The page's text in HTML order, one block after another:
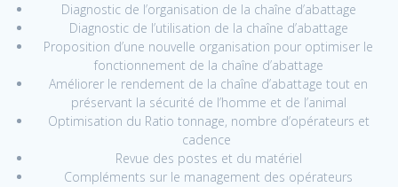
Diagnostic de l’organisation de la chaîne d’abattage
Diagnostic de l’utilisation de la chaîne d’abattage
Proposition d’une nouvelle organisation pour optimiser le
fonctionnement de la chaîne d’abattage
Améliorer le rendement de la chaîne d’abattage tout en
préservant la sécurité de l’homme et de l’animal
Optimisation du Ratio tonnage, nombre d’opérateurs et
cadence
Revue des postes et du matériel
Compléments sur le management des opérateurs